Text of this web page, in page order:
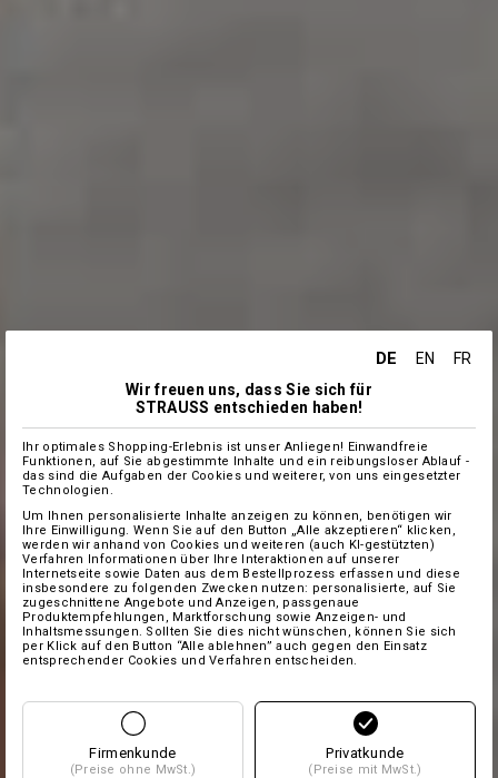
DE EN
FR
Wir freuen uns, dass Sie sich für
STRAUSS entschieden haben!
Ihr optimales Shopping-Erlebnis ist unser Anliegen! Einwandfreie
Funktionen, auf Sie abgestimmte Inhalte und ein reibungsloser Ablauf -
das sind die Aufgaben der Cookies und weiterer, von uns eingesetzter
Technologien.
Um Ihnen personalisierte Inhalte anzeigen zu können, benötigen wir
Ihre Einwilligung. Wenn Sie auf den Button „Alle akzeptieren“ klicken,
werden wir anhand von Cookies und weiteren (auch KI-gestützten)
Verfahren Informationen über Ihre Interaktionen auf unserer
Internetseite sowie Daten aus dem Bestellprozess erfassen und diese
insbesondere zu folgenden Zwecken nutzen: personalisierte, auf Sie
zugeschnittene Angebote und Anzeigen, passgenaue
Produktempfehlungen, Marktforschung sowie Anzeigen- und
Inhaltsmessungen. Sollten Sie dies nicht wünschen, können Sie sich
per Klick auf den Button “Alle ablehnen” auch gegen den Einsatz
entsprechender Cookies und Verfahren entscheiden.
Firmenkunde
(Preise ohne MwSt.)
Privatkunde
(Preise mit MwSt.)